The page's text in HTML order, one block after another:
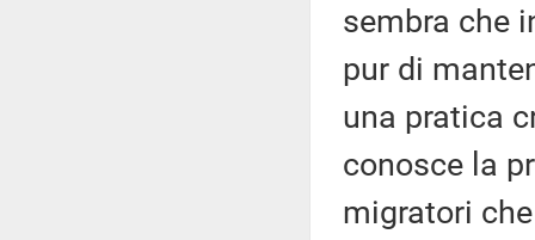
sembra che
pur di
una pratica
conosce la
migratori